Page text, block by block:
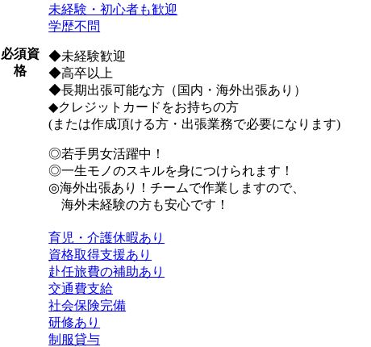
必須資
格
未経験・初心者も歓迎
学歴不問
◆未経験歓迎
◆高卒以上
◆長期出張可能な方（国内・海外出張あり）
◆クレジットカードをお持ちの方
(または作成頂ける方・出張業務で必要になります)
◎若手男女活躍中！
◎一生モノのスキルを身につけられます！
◎海外出張あり！チームで作業しますので、
海外未経験の方も安心です！
育児・介護休暇あり
資格取得支援あり
赴任旅費の補助あり
交通費支給
社会保険完備
研修あり
制服貸与